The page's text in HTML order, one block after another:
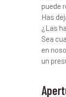
puede
Has
¿Las
Sea
en
un